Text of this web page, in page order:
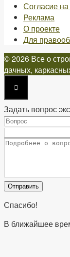
Согласие
Реклама
О проекте
Для
© 2026 Все о
дачных,
Задать вопрос
Спасибо!
В ближайшее